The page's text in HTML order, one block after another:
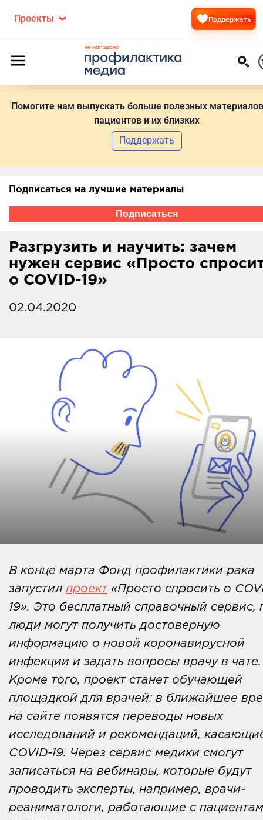
Помогите нам выпускать больше полезных
пациентов и их близких
Поддержать
Проекты Поддержать
Подписаться на лучшие материалы
Подписаться
Разгрузить и научить: зачем
нужен сервис «Просто
о COVID-19»
02.04.2020
В конце марта Фонд профилактики рака
запустил проект«Просто спросить о
19». Это бесплатный справочный сервис,
люди могут получить достоверную
информацию о новой коронавирусной
инфекции и задать вопросы врачу в чате.
Кроме того, проект станет обучающей
площадкой для врачей: в ближайшее
на сайте появятся переводы новых
исследований и рекомендаций,
COVID-19. Через сервис медики смогут
записаться на вебинары, которые будут
проводить эксперты, например, врачи-
реаниматологи, работающие с